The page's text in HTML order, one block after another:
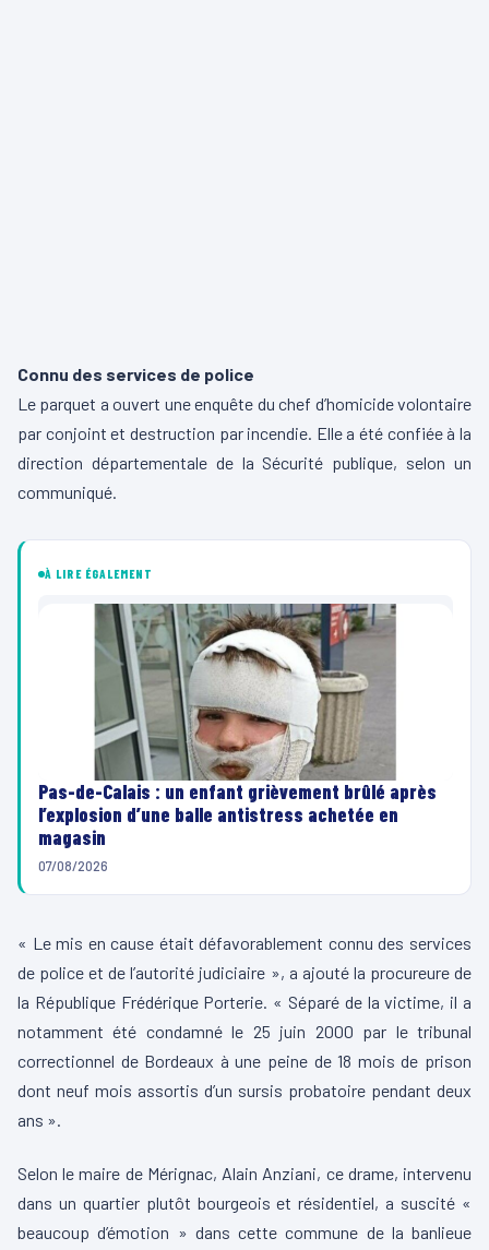
Connu des services de police
Le parquet a ouvert une enquête du chef d’homicide volontaire
par conjoint et destruction par incendie. Elle a été confiée à la
direction départementale de la Sécurité publique, selon un
communiqué.
À LIRE ÉGALEMENT
Pas-de-Calais : un enfant grièvement brûlé après
l’explosion d’une balle antistress achetée en
magasin
07/08/2026
« Le mis en cause était défavorablement connu des services
de police et de l’autorité judiciaire », a ajouté la procureure de
la République Frédérique Porterie. « Séparé de la victime, il a
notamment été condamné le 25 juin 2000 par le tribunal
correctionnel de Bordeaux à une peine de 18 mois de prison
dont neuf mois assortis d’un sursis probatoire pendant deux
ans ».
Selon le maire de Mérignac, Alain Anziani, ce drame, intervenu
dans un quartier plutôt bourgeois et résidentiel, a suscité «
beaucoup d’émotion » dans cette commune de la banlieue